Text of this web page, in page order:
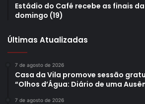
Estádio do Café recebe as finais da
domingo (19)
Últimas Atualizadas
7 de agosto de 2026
Casa da Vila promove sessão
“Olhos d’Água: Diário de uma
7 de agosto de 2026